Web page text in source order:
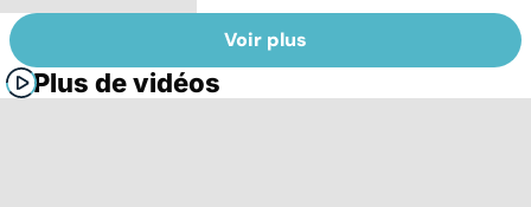
Voir plus
Plus de vidéos